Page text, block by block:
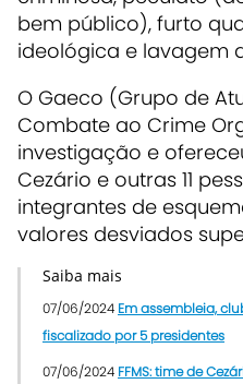
bem público), furto
ideológica e lavagem
O Gaeco (Grupo de
Combate ao Crime
investigação e
Cezário e outras 11
integrantes de
valores desviados
Saiba mais
07/06/2024 Em assembleia,
fiscalizado por 5 presidentes
07/06/2024 FFMS: time de